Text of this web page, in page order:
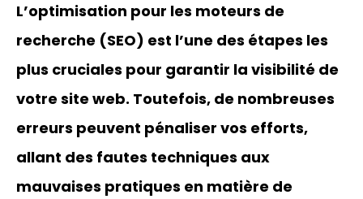
L’optimisation pour les moteurs de
recherche (SEO) est l’une des étapes les
plus cruciales pour garantir la visibilité de
votre site web. Toutefois, de nombreuses
erreurs peuvent pénaliser vos efforts,
allant des fautes techniques aux
mauvaises pratiques en matière de